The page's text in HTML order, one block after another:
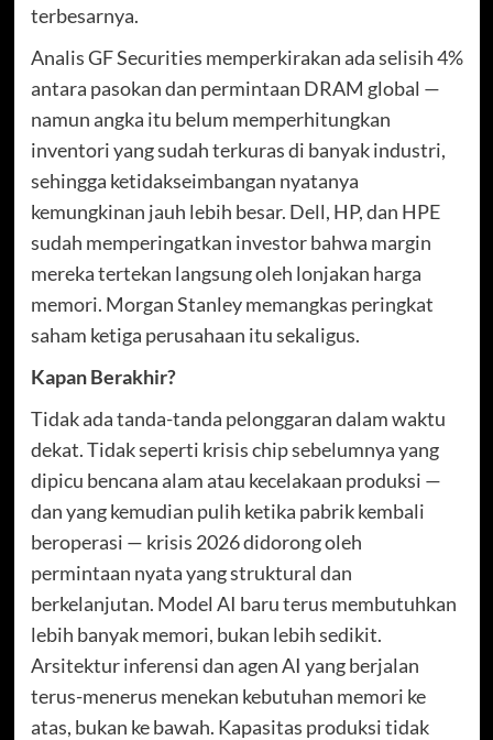
terbesarnya.
Analis GF Securities memperkirakan ada selisih 4%
antara pasokan dan permintaan DRAM global —
namun angka itu belum memperhitungkan
inventori yang sudah terkuras di banyak industri,
sehingga ketidakseimbangan nyatanya
kemungkinan jauh lebih besar. Dell, HP, dan HPE
sudah memperingatkan investor bahwa margin
mereka tertekan langsung oleh lonjakan harga
memori. Morgan Stanley memangkas peringkat
saham ketiga perusahaan itu sekaligus.
Kapan Berakhir?
Tidak ada tanda-tanda pelonggaran dalam waktu
dekat. Tidak seperti krisis chip sebelumnya yang
dipicu bencana alam atau kecelakaan produksi —
dan yang kemudian pulih ketika pabrik kembali
beroperasi — krisis 2026 didorong oleh
permintaan nyata yang struktural dan
berkelanjutan. Model AI baru terus membutuhkan
lebih banyak memori, bukan lebih sedikit.
Arsitektur inferensi dan agen AI yang berjalan
terus-menerus menekan kebutuhan memori ke
atas, bukan ke bawah. Kapasitas produksi tidak